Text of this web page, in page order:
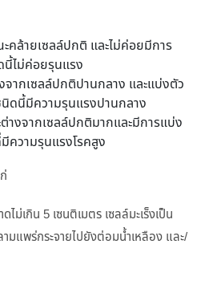
คล้ายเซลล์ปกติ และไม่ค่อยมีการ
นี้ไม่ค่อยรุนแรง
จากเซลล์ปกติปานกลาง และแบ่งตัว
นิดนี้มีความรุนแรงปานกลาง
างจากเซลล์ปกติมากและมีการแบ่ง
ความรุนแรงโรคสูง
ม่เกิน 5 เซนติเมตร เซลล์มะเร็งเป็น
มแพร่กระจายไปยังต่อมน้ำเหลือง และ/